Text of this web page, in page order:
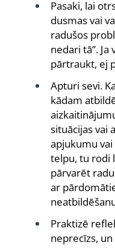
Pasaki, lai
dusmas vai
radušos
nedari tā”.
pārtraukt, ej
Apturi sevi.
kādam
situācijas vai
apjukumu
telpu, tu rodi
pārvarēt
ar
Praktizē
neprecīzs,